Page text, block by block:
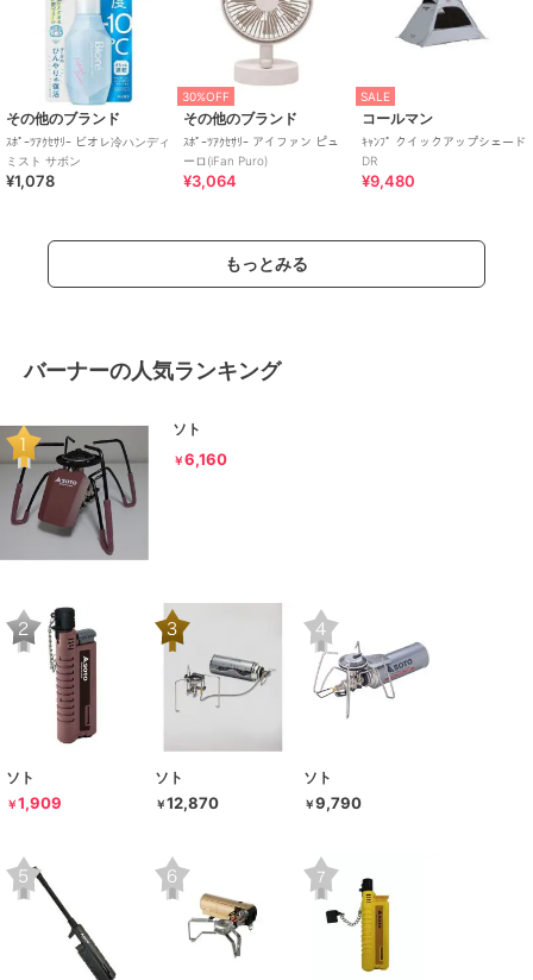
その他のブランド
ｽﾎﾟｰﾂｱｸｾｻﾘｰ ビオレ冷ハンディ
ミスト サボン
¥1,078
30%OFF
その他のブランド
ｽﾎﾟｰﾂｱｸｾｻﾘｰ アイファン ピュ
ーロ(iFan Puro)
¥3,064
SALE
コールマン
ｷｬﾝﾌﾟ クイックアップシェード
DR
¥9,480
もっとみる
バーナーの人気ランキング
ソト
￥6,160
ソト
￥1,909
ソト
￥12,870
ソト
￥9,790